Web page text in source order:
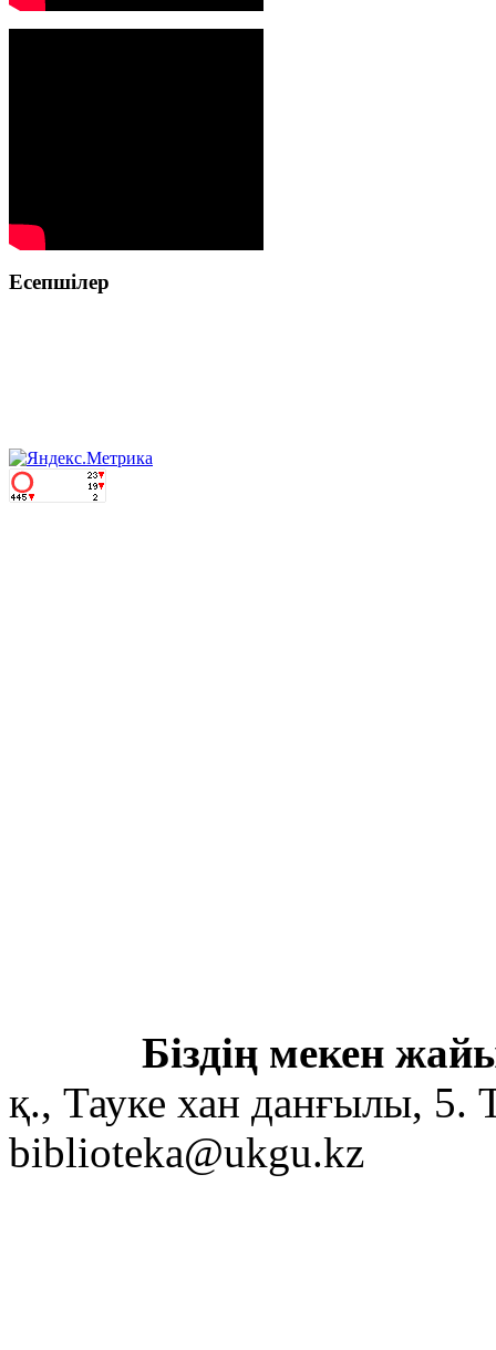
Есепшілер
Біздің мекен
қ., Тауке хан данғылы,
biblioteka@ukgu.kz